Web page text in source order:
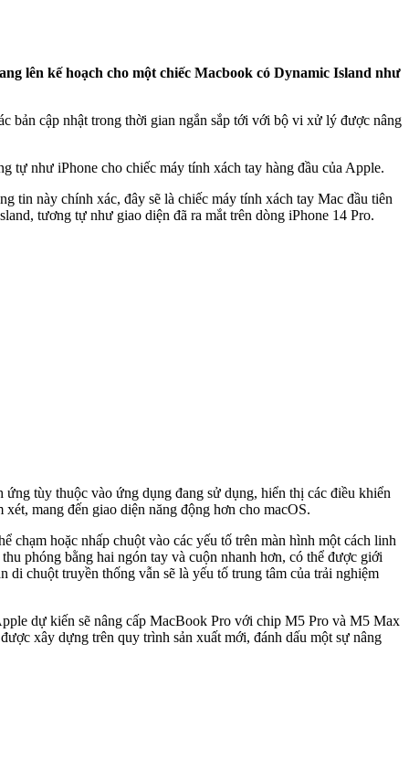
lên kế hoạch cho một chiếc Macbook có Dynamic Island như
bản cập nhật trong thời gian ngắn sắp tới với bộ vi xử lý được nâng
tự như iPhone cho chiếc máy tính xách tay hàng đầu của Apple.
tin này chính xác, đây sẽ là chiếc máy tính xách tay Mac đầu tiên
tương tự như giao diện đã ra mắt trên dòng iPhone 14 Pro.
tùy thuộc vào ứng dụng đang sử dụng, hiển thị các điều khiển
mang đến giao diện năng động hơn cho macOS.
hoặc nhấp chuột vào các yếu tố trên màn hình một cách linh
phóng bằng hai ngón tay và cuộn nhanh hơn, có thể được giới
chuột truyền thống vẫn sẽ là yếu tố trung tâm của trải nghiệm
dự kiến ​​sẽ nâng cấp MacBook Pro với chip M5 Pro và M5 Max
xây dựng trên quy trình sản xuất mới, đánh dấu một sự nâng